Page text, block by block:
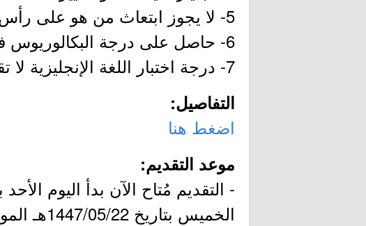
5- لا يجوز ابتعاث من هو على رأس بعثة حالياً وبعثته مستمرة، ولكن يسمح له بالتقديم.
6- حاصل على درجة البكالوريوس في تخصص (الإدارة) أو ما يعادلها.
7- درجة اختبار اللغة الإنجليزية لا تقل عن IELTS (6.0).
التفاصيل:
اضغط هنا
موعد التقديم:
الخميس بتاريخ 1447/05/22هـ الموافق 2025/11/13م.